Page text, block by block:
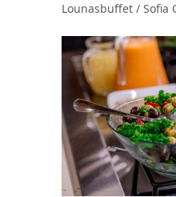
Lounasbuffet / Sofia